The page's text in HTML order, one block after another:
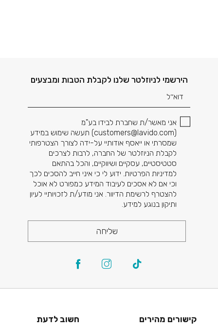
הירשמי לניוזלטר שלנו לקבלת הטבות ומבצעים
דוא׳׳ל
אני מאשר/ת שחברת לבידו בע"מ
(
customers@lavido.com) תעשה שימוש במידע
שמסרתי או ייאסף אודותיי על-ידה לצורך הצטרפותי
לקבלת הניוזלטר של החברה, לרבות לצרכים
סטטיסטיים, עסקיים ושיווקיים, והכל בהתאם
למדיניות הפרטיות. ידוע לי כי איני חייב להסכים לכך
וכי אם לא אסכים לעיבוד המידע כמפורט לא אוכל
להצטרף לרשימת הדיוור. אני מודע/ת לזכויותיי לעיון
ותיקון בנוגע למידע.
שליחה
קישורים מהירים חשוב לדעת